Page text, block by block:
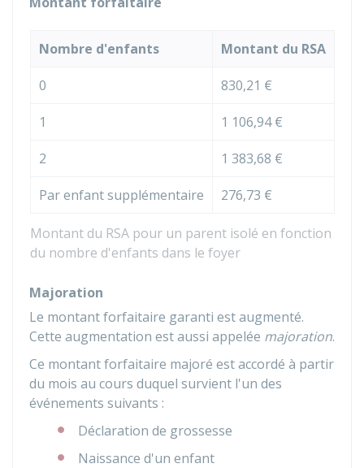
Montant du RSA pour un parent isolé en fonction
du nombre d'enfants dans le foyer
Nombre d'enfants Montant du RSA
0 830,21 €
1 1 106,94 €
2 1 383,68 €
Par enfant supplémentaire 276,73 €
Majoration
Le montant forfaitaire garanti est augmenté.
Cette augmentation est aussi appelée majoration.
Ce montant forfaitaire majoré est accordé à partir
du mois au cours duquel survient l'un des
événements suivants :
Déclaration de grossesse
Naissance d'un enfant